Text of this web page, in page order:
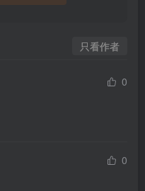
只看作者
0
0